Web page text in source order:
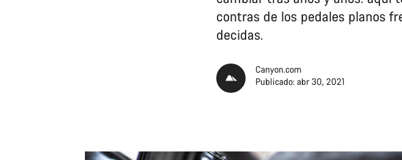
contras de los pedales planos
decidas.
Canyon.com
Publicado: abr 30, 2021